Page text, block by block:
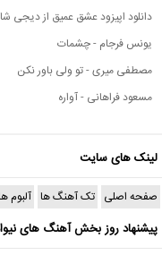
دانلود اپیزود عشق عمیق از دیجی
یونس فرجام - چشمات
مصطفی میری - تو ولی باور نکن
مسعود فراهانی - آواره
لینک های سایت
صفحه اصلی تک آهنگ ها آلبوم
پیشنهاد روز بخش آهنگ های